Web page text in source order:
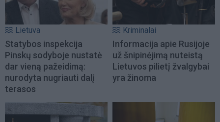
Lietuva
Statybos inspekcija
Pinskų sodyboje nustatė
dar vieną pažeidimą:
nurodyta nugriauti dalį
terasos
Kriminalai
Informacija apie Rusijoje
už šnipinėjimą nuteistą
Lietuvos pilietį žvalgybai
yra žinoma